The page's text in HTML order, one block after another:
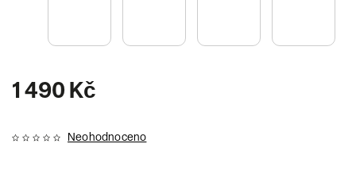
1 490 Kč
Neohodnoceno